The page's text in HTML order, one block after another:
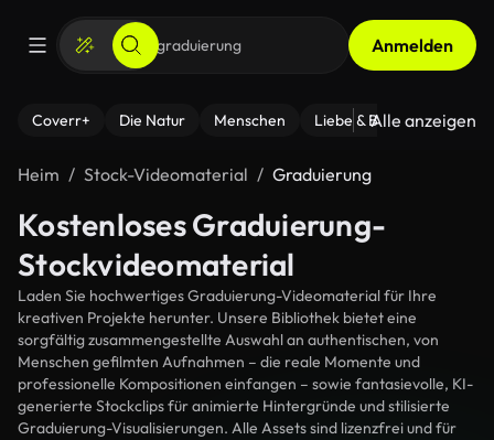
Anmelden
Coverr+ Die Natur Menschen Liebe & Beziehungen
Alle anzeigen
Heim Stock-Videomaterial Graduierung
Kostenloses Graduierung-
Stockvideomaterial
Laden Sie hochwertiges Graduierung-Videomaterial für Ihre
kreativen Projekte herunter. Unsere Bibliothek bietet eine
sorgfältig zusammengestellte Auswahl an authentischen, von
Menschen gefilmten Aufnahmen – die reale Momente und
professionelle Kompositionen einfangen – sowie fantasievolle, KI-
generierte Stockclips für animierte Hintergründe und stilisierte
Graduierung-Visualisierungen. Alle Assets sind lizenzfrei und für